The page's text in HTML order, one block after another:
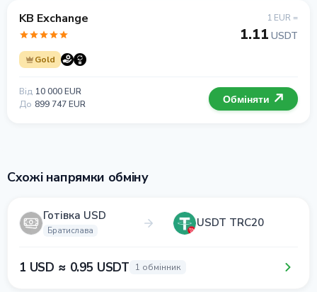
KB Exchange
Gold
1 EUR =
1.11 USDT
Від 10 000 EUR
До 899 747 EUR Обміняти
Схожі напрямки обміну
Готівка USD
Братислава
USDT TRC20
1 USD ≈ 0.95 USDT 1 обмінник